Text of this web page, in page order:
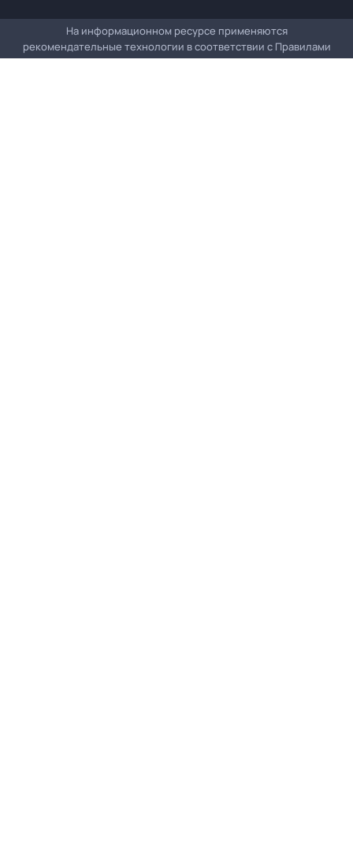
На информационном ресурсе применяются
рекомендательные технологии в соответствии с Правилами